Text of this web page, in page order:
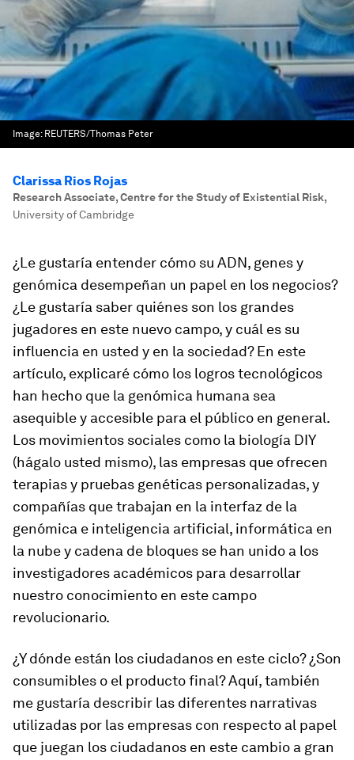
Image: REUTERS/Thomas Peter
Clarissa Rios Rojas
Research Associate, Centre for the Study of Existential Risk,
University of Cambridge
¿Le gustaría entender cómo su ADN, genes y
genómica desempeñan un papel en los negocios?
¿Le gustaría saber quiénes son los grandes
jugadores en este nuevo campo, y cuál es su
influencia en usted y en la sociedad? En este
artículo, explicaré cómo los logros tecnológicos
han hecho que la genómica humana sea
asequible y accesible para el público en general.
Los movimientos sociales como la biología DIY
(hágalo usted mismo), las empresas que ofrecen
terapias y pruebas genéticas personalizadas, y
compañías que trabajan en la interfaz de la
genómica e inteligencia artificial, informática en
la nube y cadena de bloques se han unido a los
investigadores académicos para desarrollar
nuestro conocimiento en este campo
revolucionario.
¿Y dónde están los ciudadanos en este ciclo? ¿Son
consumibles o el producto final? Aquí, también
me gustaría describir las diferentes narrativas
utilizadas por las empresas con respecto al papel
que juegan los ciudadanos en este cambio a gran